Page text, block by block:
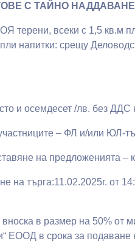
С ТАЙНО НАДДАВАНЕ
терени, всеки с 1,5 кв.м
напитки: срещу
и осемдесет /лв. без
– ФЛ и/или ЮЛ-
на предложенията –
на търга:11.02.2025г. от
вноска в размер на 50%
ЕООД в срока за подаване